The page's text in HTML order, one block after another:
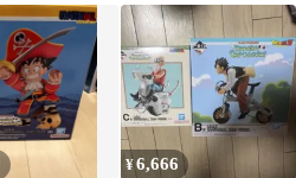
B賞
SNAP COLLECTION2
¥6,666